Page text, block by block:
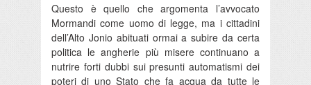
Questo è quello che argomenta l’avvocato
Mormandi come uomo di legge, ma i cittadini
dell’Alto Jonio abituati ormai a subire da certa
politica le angherie più misere continuano a
nutrire forti dubbi sui presunti automatismi dei
poteri di uno Stato che fa acqua da tutte le